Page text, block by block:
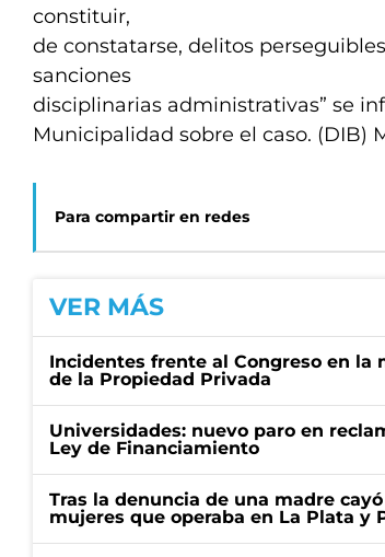
constituir,
de constatarse, delitos
sanciones
disciplinarias administrativas” se
Municipalidad sobre el caso. (DIB)
Para compartir en redes
VER MÁS
Incidentes frente al Congreso en la
de la Propiedad Privada
Universidades: nuevo paro en
Ley de Financiamiento
Tras la denuncia de una madre
mujeres que operaba en La Plata y